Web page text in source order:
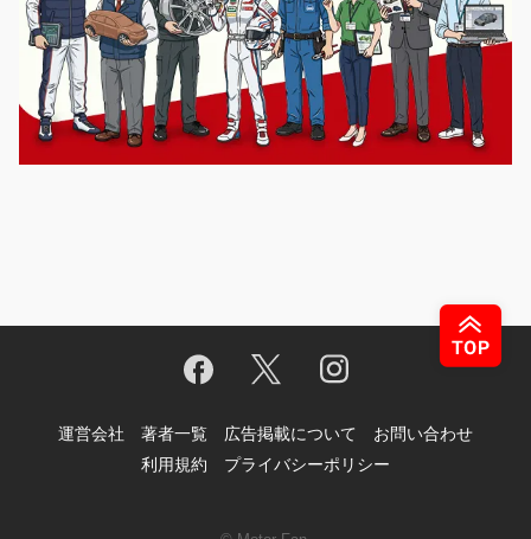
運営会社 著者一覧 広告掲載について
お問い合わせ
利用規約
プライバシーポリシー